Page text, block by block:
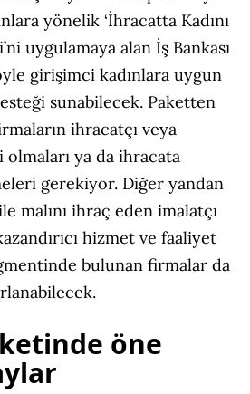
yönelik ‘İhracatta Kadını
uygulamaya alan İş Bankası
girişimci kadınlara uygun
sunabilecek. Paketten
ihracatçı veya
ya da ihracata
gerekiyor. Diğer yandan
malını ihraç eden imalatçı
hizmet ve faaliyet
bulunan firmalar da
öne